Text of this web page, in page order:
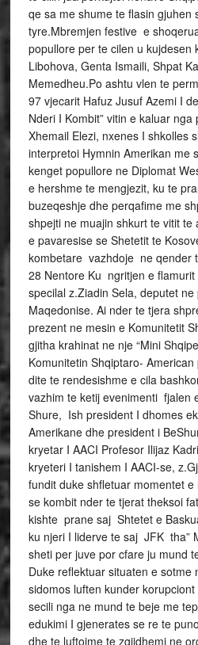
qe sa me shume te flasin gjuhen
tyre.Mbremjen festive e
popullore per te cilen u kujdesen
Libohova, Genta Ismaili, Shpat
Memedheu.Po ashtu vlen te
97 vjecarit Hafuz Jusuf Azemi I
Nderi I Kombit” vitin e kaluar
Xhemail Elezi, nxenes I shkolles
interpretoi Hymnin Amerikan me
kenget popullore ne Diplomat
e hershme te mengjezit, ku te
buzeqeshje dhe perqafime me
shpejti ne muajin shkurt te vitit
e pavaresise se Shetetit te
kombetare vazhdoje ne qender
28 Nentore Ku ngritjen e
specilal z.Ziadin Sela, deputet
Maqedonise. Ai nder te tjera
prezent ne mesin e Komunitetit
gjitha krahinat ne nje “Mini
Komunitetin Shqiptaro-
dite te rendesishme e cila
vazhim te ketij evenimenti fjalen
Shure, Ish president I dhomes
Amerikane dhe president i
kryetar I AACI Profesor Ilijaz
kryeteri I tanishem I AACI-se,
fundit duke shfletuar momentet
se kombit nder te tjerat theksoi
kishte prane saj Shtetet e
ku njeri I liderve te saj JFK tha”
sheti per juve por cfare ju mund
Duke reflektuar situaten e
sidomos luften kunder
secili nga ne mund te beje me
edukimi I gjenerates se re te
dhe te luftojme te zgjidhemi ne